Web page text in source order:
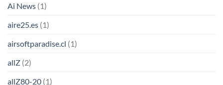
Ai News (1)
aire25.es (1)
airsoftparadise.cl (1)
allZ (2)
allZ80-20 (1)